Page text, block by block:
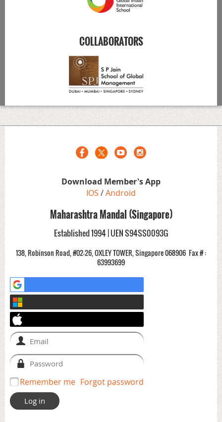
COLLABORATORS
Download Member's App
IOS /Android
Maharashtra Mandal (Singapore)
Established 1994 | UEN S94SS0093G
138, Robinson Road, #02-26, OXLEY TOWER, Singapore 068906 Fax # :
63993699
Remember me Forgot password